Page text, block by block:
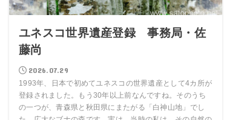
ユネスコ世界遺産登録 事務局・佐
藤尚
2026.07.29
1993年、日本で初めてユネスコの世界遺産として4カ所が
登録されました。もう30年以上前なんですね。そのうち
の一つが、青森県と秋田県にまたがる「白神山地」でし